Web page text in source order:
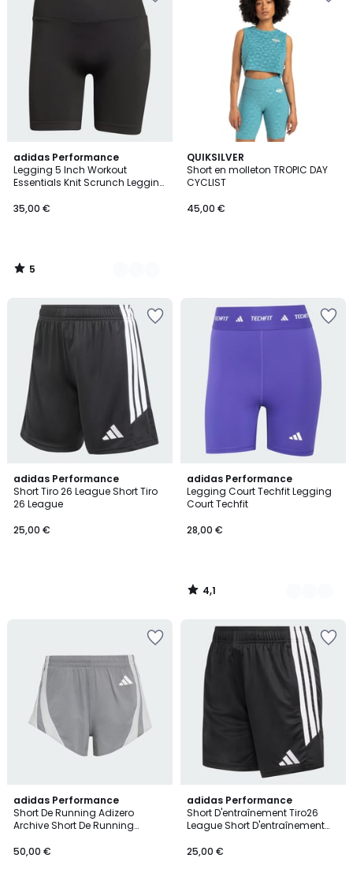
adidas Performance
Legging 5 Inch Workout
Essentials Knit Scrunch Legging
Scrunch
35,00 €
5
/
5
2
Couleurs
5
/
QUIKSILVER
Short en molleton TROPIC DAY
CYCLIST
45,00 €
adidas Performance
Short Tiro 26 League Short Tiro
26 League
25,00 €
adidas Performance
Legging Court Techfit Legging
Court Techfit
28,00 €
4,1
/ 5
2
Couleurs
4,1
/
adidas Performance
Short De Running Adizero
Archive Short De Running
50,00 €
adidas Performance
Short D'entraînement Tiro26
League Short D'entraînement
25,00 €
3
Couleurs